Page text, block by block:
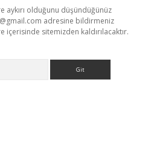
aykırı olduğunu düşündüğünüz
adresine bildirmeniz
içerisinde sitemizden kaldırılacaktır.